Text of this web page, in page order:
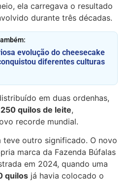
ela carregava o resultado
durante três décadas.
evolução do cheesecake
diferentes culturas
em duas ordenhas,
quilos de leite,
recorde mundial.
teve outro significado. O novo
marca da Fazenda Búfalas
em 2024, quando uma
quilos já havia colocado o